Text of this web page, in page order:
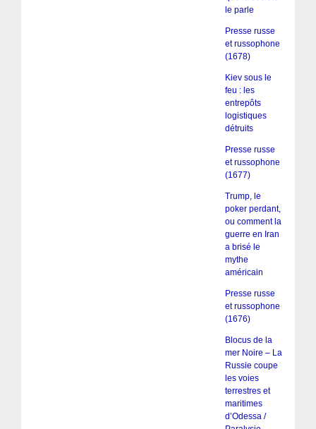
le parle
Presse russe
et russophone
(1678)
Kiev sous le
feu : les
entrepôts
logistiques
détruits
Presse russe
et russophone
(1677)
Trump, le
poker perdant,
ou comment la
guerre en Iran
a brisé le
mythe
américain
Presse russe
et russophone
(1676)
Blocus de la
mer Noire – La
Russie coupe
les voies
terrestres et
maritimes
d’Odessa /